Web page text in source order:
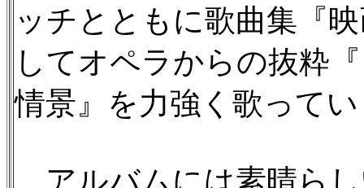
ッチとともに歌曲集『
してオペラからの抜粋
情景』を力強く歌って
アルバムには素晴ら